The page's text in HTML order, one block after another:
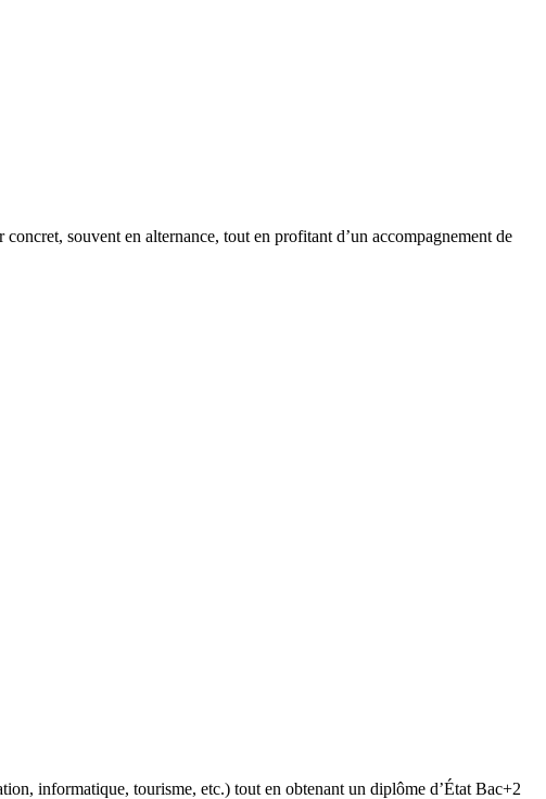
souvent en alternance, tout en profitant d’un accompagnement de
informatique, tourisme, etc.) tout en obtenant un diplôme d’État Bac+2